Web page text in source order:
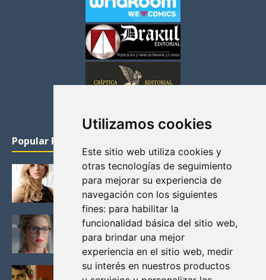
Utilizamos cookies
Este sitio web utiliza cookies y
otras tecnologías de seguimiento
para mejorar su experiencia de
navegación con los siguientes
fines: para habilitar la
funcionalidad básica del sitio web,
para brindar una mejor
experiencia en el sitio web, medir
su interés en nuestros productos
Popular Posts
KATHERYN WINNICK: LA ACTRIZ MAS GUAPA DE
VIKINGOS
Junio 14, 2013
FELICITY (EMILY BETT RICKARDS), LAS FOTOS
MAS BONITAS DE LA ALIADA DE ARROW
Noviembre 30, 2013
BLACK MIRROR: TODA TU HISTORIA. EPISODIO 3.